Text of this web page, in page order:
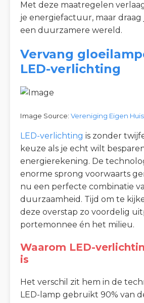
Met deze maatregelen
je energiefactuur, maar draag
een duurzamere wereld.
Vervang
LED-verlichting
Image Source: Vereniging Eigen Huis
LED-verlichting is zonder
keuze als je echt wilt
energierekening. De
enorme sprong voorwaarts
nu een perfecte combinatie
duurzaamheid. Tijd om te
deze overstap zo voordelig
portemonnee én het milieu.
Waarom LED-
is
Het verschil zit hem in de
LED-lamp gebruikt 90% van